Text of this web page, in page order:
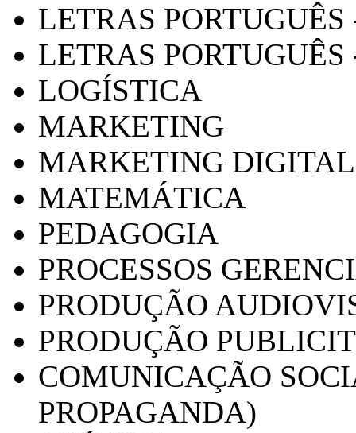
LETRAS
LETRAS PORTUGUÊS
LOGÍSTICA
MARKETING
MARKETING DIGITAL
MATEMÁTICA
PEDAGOGIA
PROCESSOS
PRODUÇÃO
PRODUÇÃO
COMUNICAÇÃO
PROPAGANDA)